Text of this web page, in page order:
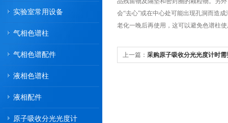
实验室常用设备
气相色谱柱
气相色谱配件
液相色谱柱
液相配件
原子吸收分光光度计
会“去心”或在中心处可能出现孔洞而造
老化一晚后再使用，这可以避免色谱柱
上一篇： 采购原子吸收分光光度计时